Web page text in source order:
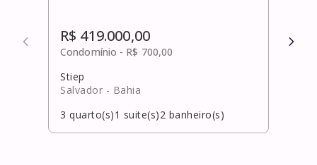
R$ 419.000,00
Condomínio - R$ 700,00
Stiep
Salvador - Bahia
3 quarto(s)1 suite(s)2 banheiro(s)
R$